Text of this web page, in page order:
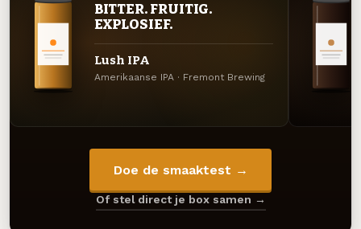
BITTER. FRUITIG.
EXPLOSIEF.
Lush IPA
Amerikaanse IPA · Fremont Brewing
Doe de smaaktest →
Of stel direct je box samen →